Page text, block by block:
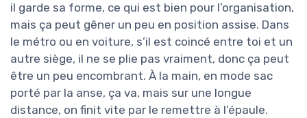
il garde sa forme, ce qui est bien pour l’organisation,
mais ça peut gêner un peu en position assise. Dans
le métro ou en voiture, s’il est coincé entre toi et un
autre siège, il ne se plie pas vraiment, donc ça peut
être un peu encombrant. À la main, en mode sac
porté par la anse, ça va, mais sur une longue
distance, on finit vite par le remettre à l’épaule.